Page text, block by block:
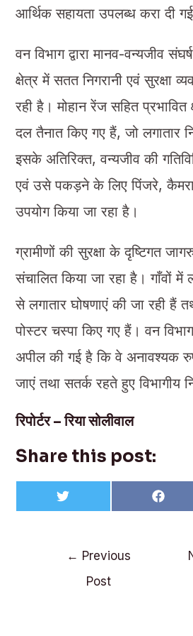
आर्थिक सहायता उपलब्ध करा दी
वन विभाग द्वारा मानव-वन्यजीव
क्षेत्र में सतत निगरानी एवं सुरक्षा
रही है। मोहान रेंज सहित प्रभावित
दल तैनात किए गए हैं, जो लगातार
इसके अतिरिक्त, वन्यजीव की
एवं उसे पकड़ने के लिए पिंजरे,
उपयोग किया जा रहा है।
ग्रामीणों की सुरक्षा के दृष्टिगत
संचालित किया जा रहा है। गाँवों में
से लगातार घोषणाएं की जा रही हैं
पोस्टर चस्पा किए गए हैं। वन विभाग
अपील की गई है कि वे अनावश्यक
जाएं तथा सतर्क रहते हुए विभागीय
रिपोर्टर – रिया सोलीवाल
Share this post:
Share
on
w
e
Share
on
F
a
← Previous
Post